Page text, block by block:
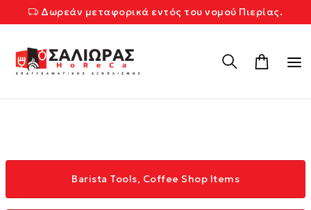
Δωρεάν μεταφορικά εντός του νομού Πιερίας.
Barista Tools, Coffee Shop Items